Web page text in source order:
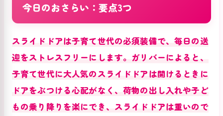
今日のおさらい：要点3つ
スライドドアは子育て世代の必須装備で、毎日の送
迎をストレスフリーにします。ガリバーによると、
子育て世代に大人気のスライドドアは開けるときに
ドアをぶつける心配がなく、荷物の出し入れや子ど
もの乗り降りを楽にでき、スライドドアは重いので